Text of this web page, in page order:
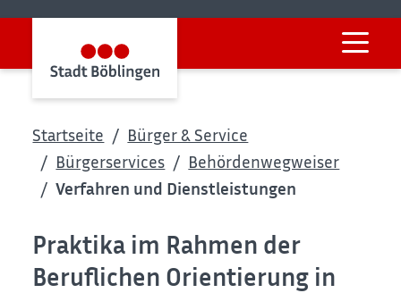
Startseite
Bürger & Service
Bürgerservices
Behördenwegweiser
Verfahren und Dienstleistungen
Praktika im Rahmen der
Beruflichen Orientierung in